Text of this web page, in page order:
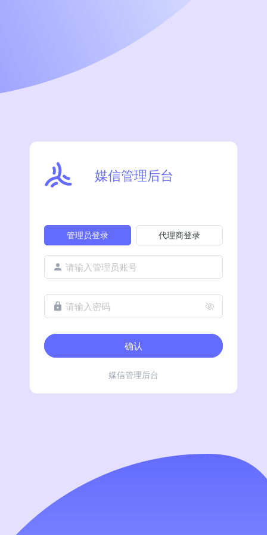
媒信管理后台
管理员登录 代理商登录
请输入管理员账号
请输入密码
确认
媒信管理后台